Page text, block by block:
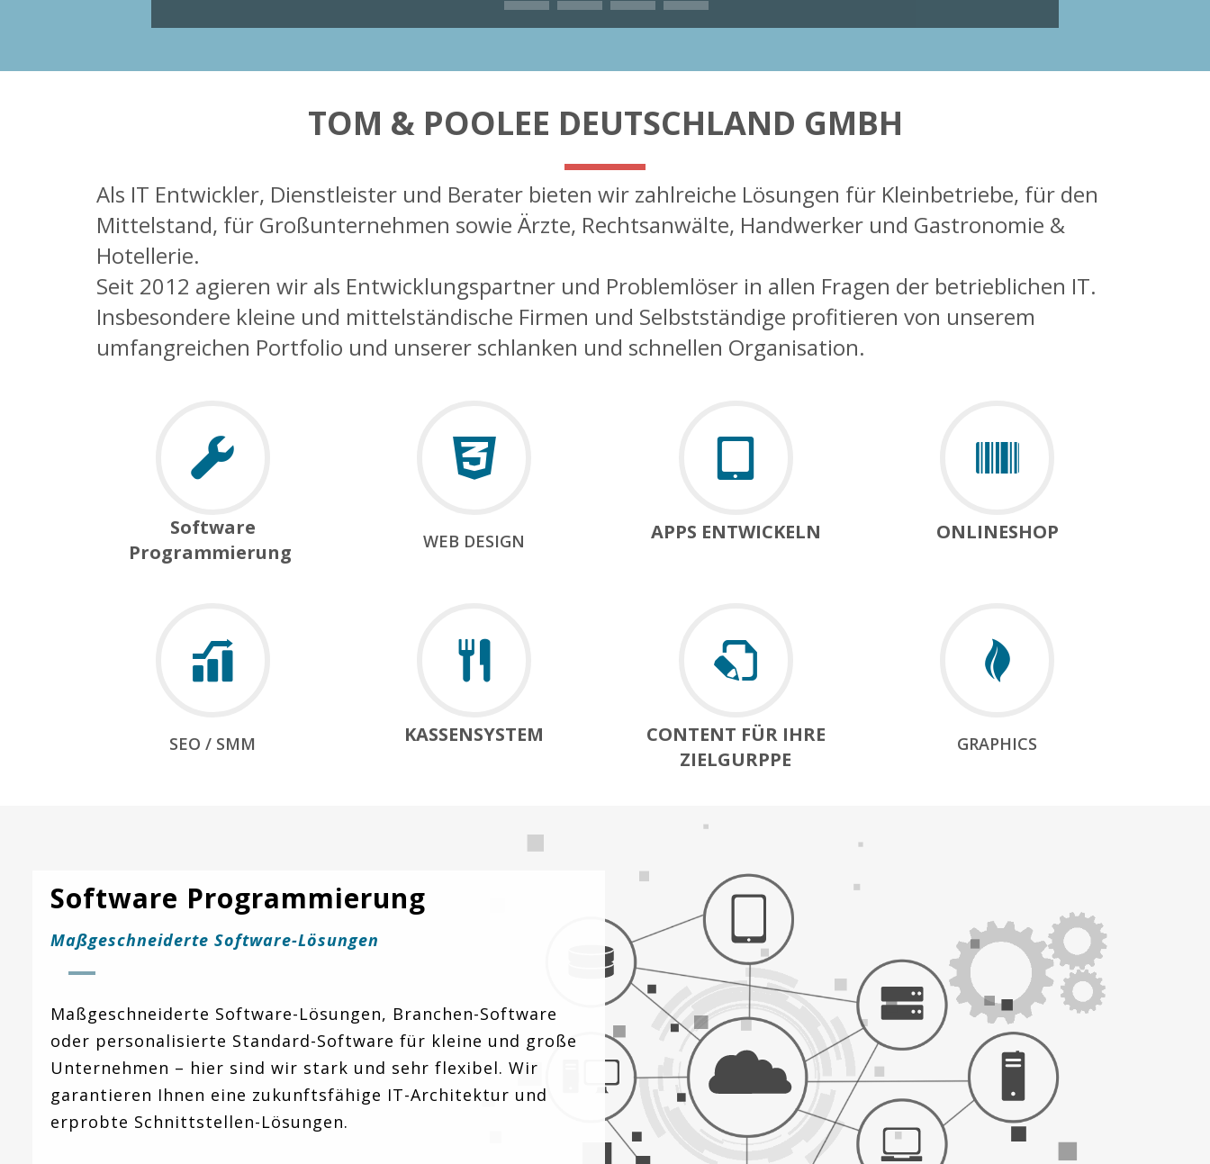
TOM & POOLEE DEUTSCHLAND GMBH
Als IT Entwickler, Dienstleister und Berater bieten wir zahlreiche Lösungen für Kleinbetriebe, für den
Mittelstand, für Großunternehmen sowie Ärzte, Rechtsanwälte, Handwerker und Gastronomie &
Hotellerie.
Seit 2012 agieren wir als Entwicklungspartner und Problemlöser in allen Fragen der betrieblichen IT.
Insbesondere kleine und mittelständische Firmen und Selbstständige profitieren von unserem
umfangreichen Portfolio und unserer schlanken und schnellen Organisation.
Software
Programmierung
WEB DESIGN APPS ENTWICKELN ONLINESHOP
SEO / SMM KASSENSYSTEM
CONTENT FÜR IHRE
ZIELGURPPE
GRAPHICS
Software Programmierung
Maßgeschneiderte Software-Lösungen
Maßgeschneiderte Software-Lösungen, Branchen-Software
oder personalisierte Standard-Software für kleine und große
Unternehmen – hier sind wir stark und sehr flexibel. Wir
garantieren Ihnen eine zukunftsfähige IT-Architektur und
erprobte Schnittstellen-Lösungen.